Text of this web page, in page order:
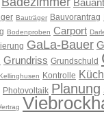
Bauträger Bauvorantrag
Bodenproben Carport
GaLa-Bauer
Grundriss Grundschuld
Kontrolle
Photovoltaik Planung